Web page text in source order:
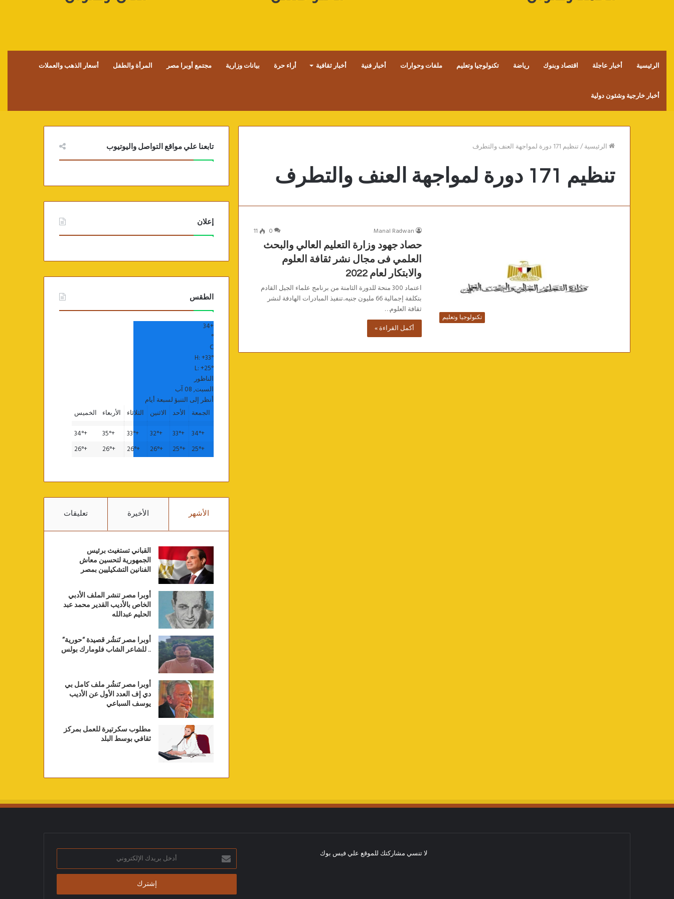
الرئيسية أخبار عاجلة اقتصاد وبنوك رياضة تكنولوجيا وتعليم ملفات وحوارات أخبار فنية أخبار ثقافية أراء حرة بيانات وزارية مجتمع أوبرا مصر المرأة والطفل أسعار الذهب والعملات
أخبار خارجية وشئون دولية
الرئيسية/تنظيم 171 دورة لمواجهة العنف والتطرف
تنظيم 171 دورة لمواجهة العنف والتطرف
تكنولوجيا وتعليم
Manal Radwan
0
11
حصاد جهود وزارة التعليم العالي والبحث
العلمي فى مجال نشر ثقافة العلوم
والابتكار لعام 2022
اعتماد 300 منحة للدورة الثامنة من برنامج علماء الجيل القادم
بتكلفة إجمالية 66 مليون جنيه..تنفيذ المبادرات الهادفة لنشر
ثقافة العلوم…
أكمل القراءة »
تابعنا علي مواقع التواصل واليوتيوب
إعلان
الطقس
+
34
°
C
H:+33°
L:+25°
الناظور
السبت, 08 آب
أنظر إلى التنبؤ لسبعة أيام
الجمعة
الأحد الاثنين الثلاثاء الأربعاء
الخميس
+
34°
+
33°
+
32°
+
33°
+
35°
+
34°
+
25°
+
25°
+
26°
+
26°
+
26°
+
26°
الأشهر الأخيرة تعليقات
القباني تستغيث برئيس
الجمهورية لتحسين معاش
الفنانين التشكيليين بمصر
أوبرا مصر تنشر الملف الأدبي
الخاص بالأديب القدير محمد عبد
الحليم عبدالله
أوبرا مصر تَنشُر قصيدة “حورية”
.. للشاعر الشاب فلومارك بولس
أوبرا مصر تَنشُر ملف كامل بي
دي إف العدد الأول عن الأديب
يوسف السباعي
مطلوب سكرتيرة للعمل بمركز
ثقافي بوسط البلد
لا تنسي مشاركتك للموقع علي فيس بوك
أدخل
بريدك
الإلكتروني